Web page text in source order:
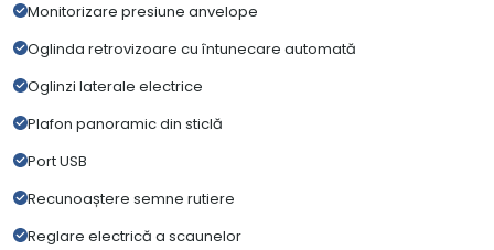
Monitorizare presiune anvelope
Oglinda retrovizoare cu întunecare automată
Oglinzi laterale electrice
Plafon panoramic din sticlă
Port USB
Recunoaștere semne rutiere
Reglare electrică a scaunelor